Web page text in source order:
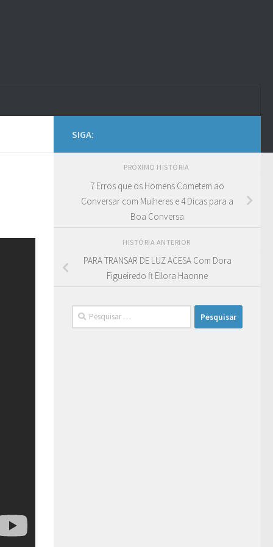
SIGA:
PRÓXIMO HISTÓRIA
7 Erros que os Homens Cometem ao
Conversar com Mulheres e 4 Dicas para a
Boa Conversa
HISTÓRIA ANTERIOR
PARA TRANSAR DE LUZ ACESA Com Dora
Figueiredo ft Ellora Haonne
Pesquisar
por: